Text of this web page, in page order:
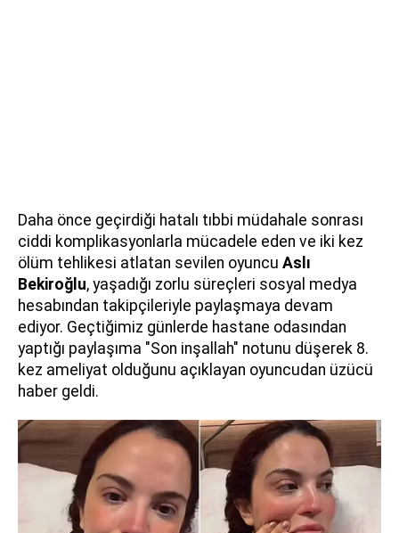
Daha önce geçirdiği hatalı tıbbi müdahale sonrası
ciddi komplikasyonlarla mücadele eden ve iki kez
ölüm tehlikesi atlatan sevilen oyuncu Aslı
Bekiroğlu, yaşadığı zorlu süreçleri sosyal medya
hesabından takipçileriyle paylaşmaya devam
ediyor. Geçtiğimiz günlerde hastane odasından
yaptığı paylaşıma "Son inşallah" notunu düşerek 8.
kez ameliyat olduğunu açıklayan oyuncudan üzücü
haber geldi.